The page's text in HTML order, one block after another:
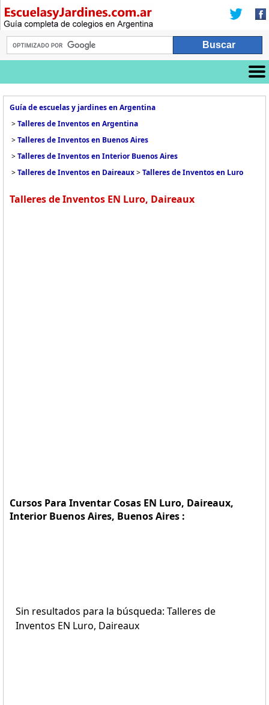
Guía de escuelas y jardines en Argentina
>Talleres de Inventos en Argentina
>Talleres de Inventos en Buenos Aires
>Talleres de Inventos en Interior Buenos Aires
>Talleres de Inventos en Daireaux>Talleres de Inventos en Luro
Talleres de Inventos EN Luro, Daireaux
Cursos Para Inventar Cosas EN Luro, Daireaux,
Interior Buenos Aires, Buenos Aires :
Sin resultados para la búsqueda: Talleres de
Inventos EN Luro, Daireaux